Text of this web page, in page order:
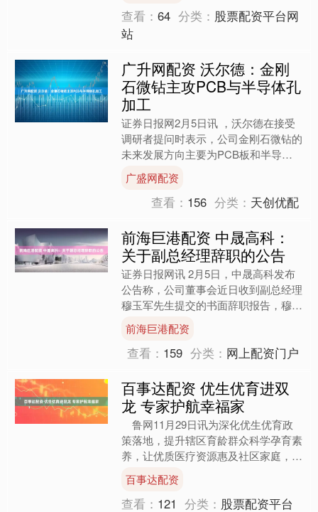
查看：64 分类： 股票配资平台网
站
广升网配资 沃尔德：金刚
石微钻主攻PCB与半导体孔
加工
证券日报网2月5日讯 ，沃尔德在接受
调研者提问时表示，公司金刚石微钻的
未来发展方向主要为PCB板和半导体
应用高硬脆性材料的孔加工。在半导体
应用高硬脆性材料的孔加....
广盛网配资
查看： 156 分类： 天创优配
前海巨港配资 中晟高科：
关于副总经理辞职的公告
证券日报网讯 2月5日，中晟高科发布
公告称，公司董事会近日收到副总经理
穆玉军先生提交的书面辞职报告，穆玉
军先生因工作变动原因申请辞去公司副
总经理职务，原定任期至....
前海巨港配资
查看： 159 分类： 网上配资门户
百事达配资 优生优育进双
龙 专家护航幸福家
鲁网11月29日讯为深化优生优育政
策落地，提升辖区育龄群众科学孕育素
养，让优质医疗资源惠及社区家庭，
11月28日，上高街道计生协会联合泰
安八十八医院，在双龙社....
百事达配资
查看： 121 分类： 股票配资平台